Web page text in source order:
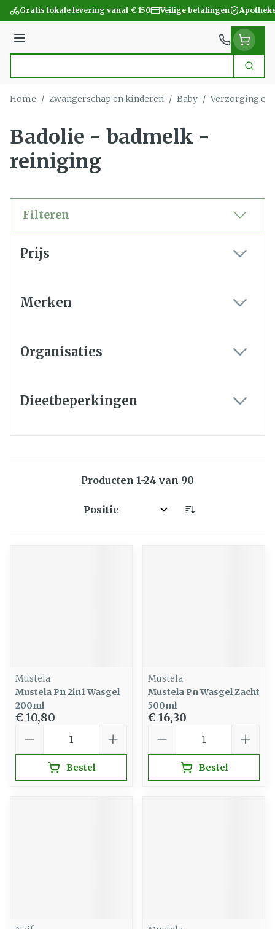
Ga naar de inhoud
Gratis lokale levering vanaf € 150 Veilige betalingen
Menu
Zoek
Home / Zwangerschap en kinderen / Baby / Verzorging en
Badolie - badmelk -
reiniging
Filteren
Prijs
Merken
Organisaties
Dieetbeperkingen
Producten 1-24 van 90
Sorteer op:
Mustela
Mustela Pn 2in1 Wasgel
200ml
€ 10,80
Bestel
Mustela
Mustela Pn Wasgel Zacht
500ml
€ 16,30
Bestel